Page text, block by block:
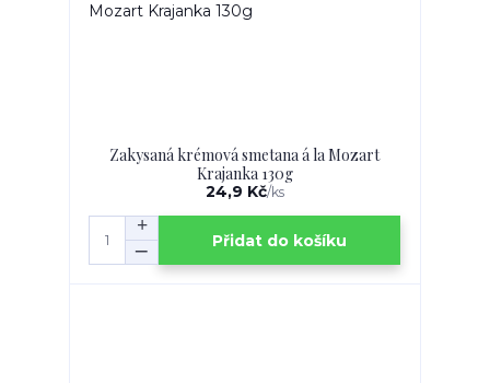
Zakysaná krémová smetana á la Mozart
Krajanka 130g
24,9 Kč/ks
Přidat do košíku